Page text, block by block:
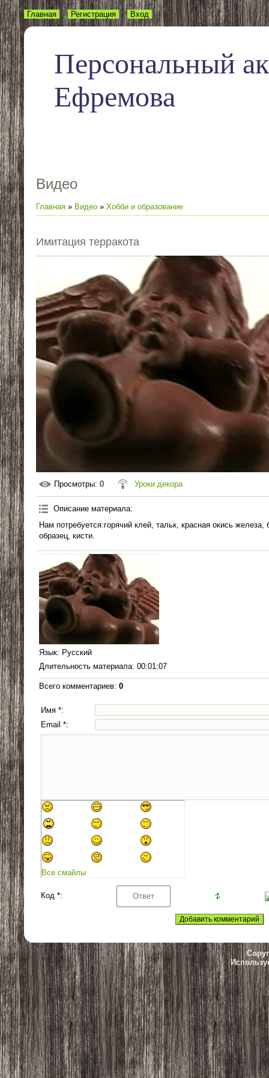
Персональный
Ефремова
Главная Регистрация Вход
Видео
Главная » Видео » Хобби и образование
Имитация терракота
Просмотры: 0 Уроки декора
Описание материала:
Нам потребуется:горячий клей, тальк, красная окись
образец, кисти.
Язык: Русский
Длительность материала: 00:01:07
Всего комментариев: 0
Имя *:
Email *:
Все смайлы
Код *: